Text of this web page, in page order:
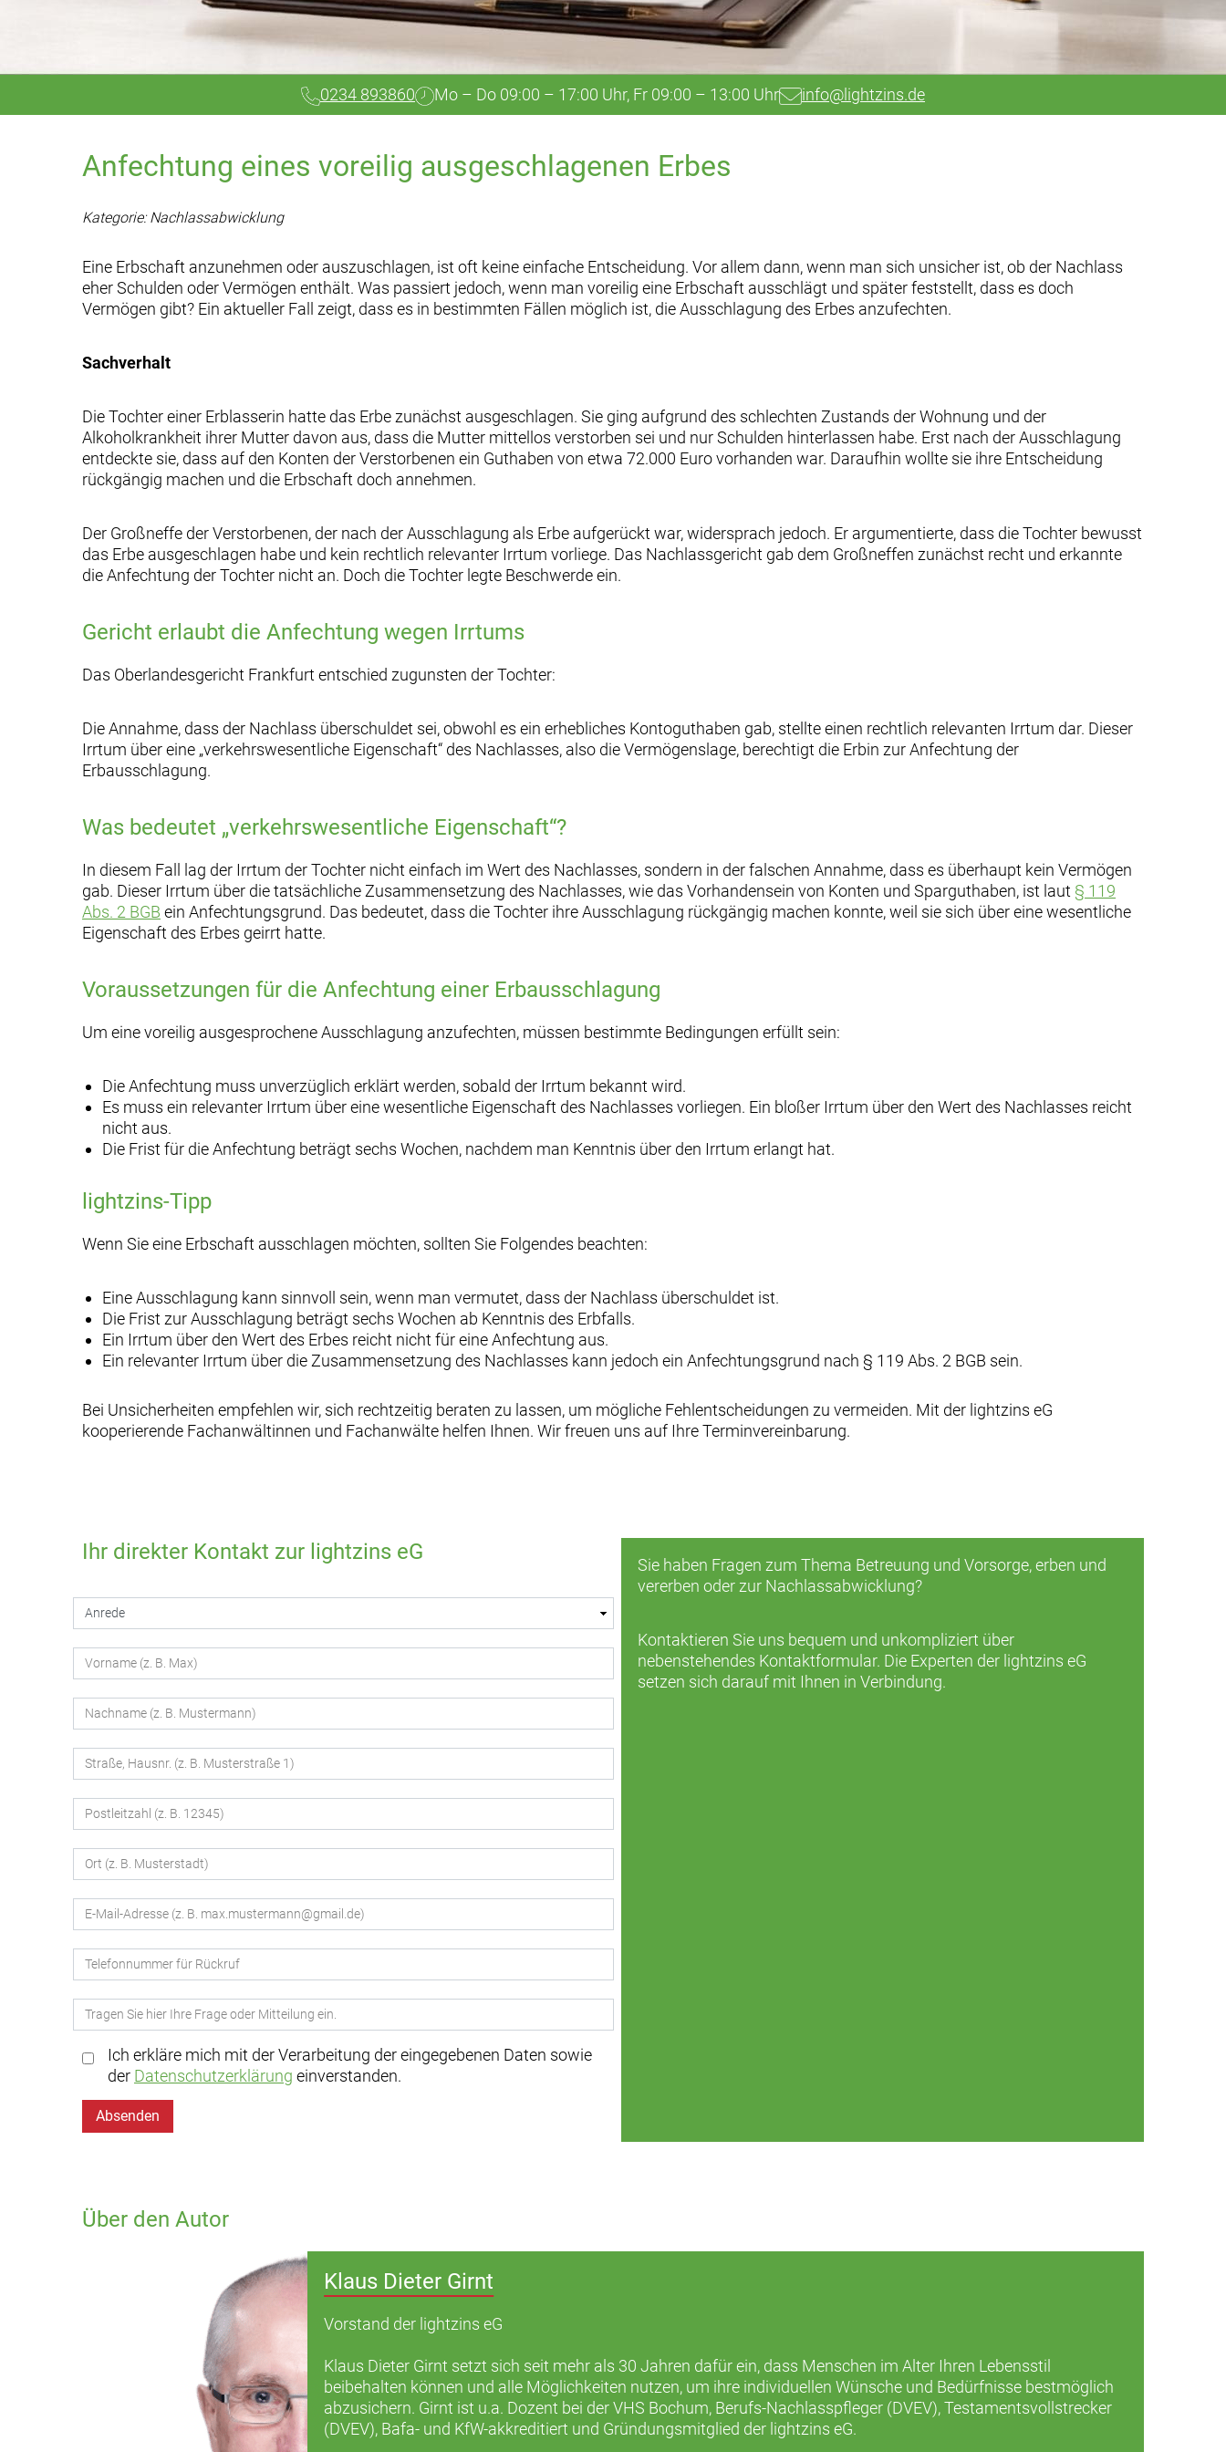
0234 893860 Mo – Do 09:00 – 17:00 Uhr, Fr 09:00 – 13:00 Uhr info@lightzins.de
Anfechtung eines voreilig ausgeschlagenen Erbes
Kategorie: Nachlassabwicklung
Eine Erbschaft anzunehmen oder auszuschlagen, ist oft keine einfache Entscheidung. Vor allem dann, wenn man sich unsicher ist, ob der Nachlass
eher Schulden oder Vermögen enthält. Was passiert jedoch, wenn man voreilig eine Erbschaft ausschlägt und später feststellt, dass es doch
Vermögen gibt? Ein aktueller Fall zeigt, dass es in bestimmten Fällen möglich ist, die Ausschlagung des Erbes anzufechten.
Sachverhalt
Die Tochter einer Erblasserin hatte das Erbe zunächst ausgeschlagen. Sie ging aufgrund des schlechten Zustands der Wohnung und der
Alkoholkrankheit ihrer Mutter davon aus, dass die Mutter mittellos verstorben sei und nur Schulden hinterlassen habe. Erst nach der Ausschlagung
entdeckte sie, dass auf den Konten der Verstorbenen ein Guthaben von etwa 72.000 Euro vorhanden war. Daraufhin wollte sie ihre Entscheidung
rückgängig machen und die Erbschaft doch annehmen.
Der Großneffe der Verstorbenen, der nach der Ausschlagung als Erbe aufgerückt war, widersprach jedoch. Er argumentierte, dass die Tochter bewusst
das Erbe ausgeschlagen habe und kein rechtlich relevanter Irrtum vorliege. Das Nachlassgericht gab dem Großneffen zunächst recht und erkannte
die Anfechtung der Tochter nicht an. Doch die Tochter legte Beschwerde ein.
Gericht erlaubt die Anfechtung wegen Irrtums
Das Oberlandesgericht Frankfurt entschied zugunsten der Tochter:
Die Annahme, dass der Nachlass überschuldet sei, obwohl es ein erhebliches Kontoguthaben gab, stellte einen rechtlich relevanten Irrtum dar. Dieser
Irrtum über eine „verkehrswesentliche Eigenschaft“ des Nachlasses, also die Vermögenslage, berechtigt die Erbin zur Anfechtung der
Erbausschlagung.
Was bedeutet „verkehrswesentliche Eigenschaft“?
In diesem Fall lag der Irrtum der Tochter nicht einfach im Wert des Nachlasses, sondern in der falschen Annahme, dass es überhaupt kein Vermögen
gab. Dieser Irrtum über die tatsächliche Zusammensetzung des Nachlasses, wie das Vorhandensein von Konten und Sparguthaben, ist laut § 119
Abs. 2 BGB ein Anfechtungsgrund. Das bedeutet, dass die Tochter ihre Ausschlagung rückgängig machen konnte, weil sie sich über eine wesentliche
Eigenschaft des Erbes geirrt hatte.
Voraussetzungen für die Anfechtung einer Erbausschlagung
Um eine voreilig ausgesprochene Ausschlagung anzufechten, müssen bestimmte Bedingungen erfüllt sein:
Die Anfechtung muss unverzüglich erklärt werden, sobald der Irrtum bekannt wird.
Es muss ein relevanter Irrtum über eine wesentliche Eigenschaft des Nachlasses vorliegen. Ein bloßer Irrtum über den Wert des Nachlasses reicht
nicht aus.
Die Frist für die Anfechtung beträgt sechs Wochen, nachdem man Kenntnis über den Irrtum erlangt hat.
lightzins-Tipp
Wenn Sie eine Erbschaft ausschlagen möchten, sollten Sie Folgendes beachten:
Eine Ausschlagung kann sinnvoll sein, wenn man vermutet, dass der Nachlass überschuldet ist.
Die Frist zur Ausschlagung beträgt sechs Wochen ab Kenntnis des Erbfalls.
Ein Irrtum über den Wert des Erbes reicht nicht für eine Anfechtung aus.
Ein relevanter Irrtum über die Zusammensetzung des Nachlasses kann jedoch ein Anfechtungsgrund nach § 119 Abs. 2 BGB sein.
Bei Unsicherheiten empfehlen wir, sich rechtzeitig beraten zu lassen, um mögliche Fehlentscheidungen zu vermeiden. Mit der lightzins eG
kooperierende Fachanwältinnen und Fachanwälte helfen Ihnen. Wir freuen uns auf Ihre Terminvereinbarung.
Ihr direkter Kontakt zur lightzins eG
Ich erkläre mich mit der Verarbeitung der eingegebenen Daten sowie
der Datenschutzerklärung einverstanden.
Absenden
Sie haben Fragen zum Thema Betreuung und Vorsorge, erben und
vererben oder zur Nachlassabwicklung?
Kontaktieren Sie uns bequem und unkompliziert über
nebenstehendes Kontaktformular. Die Experten der lightzins eG
setzen sich darauf mit Ihnen in Verbindung.
Über den Autor
Klaus Dieter Girnt
Vorstand der lightzins eG
Klaus Dieter Girnt setzt sich seit mehr als 30 Jahren dafür ein, dass Menschen im Alter Ihren Lebensstil
beibehalten können und alle Möglichkeiten nutzen, um ihre individuellen Wünsche und Bedürfnisse bestmöglich
abzusichern. Girnt ist u.a. Dozent bei der VHS Bochum, Berufs-Nachlasspfleger (DVEV), Testamentsvollstrecker
(DVEV), Bafa- und KfW-akkreditiert und Gründungsmitglied der lightzins eG.